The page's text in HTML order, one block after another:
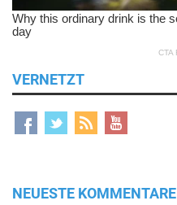
VERNETZT
NEUESTE KOMMENTARE